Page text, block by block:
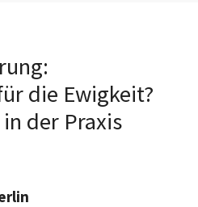
die Ewigkeit?
der Praxis